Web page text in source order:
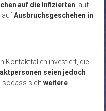
auf die Infizierten , auf
aufAusbruchsgeschehen in
Kontaktfällen investiert, die
seien jedoch
sodass sich weitere